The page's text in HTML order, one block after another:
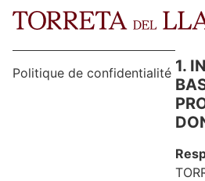
Politique de confidentialité 1.